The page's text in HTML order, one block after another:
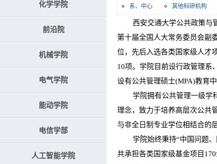
化学学院
前沿院
机械学院
电气学院
能动学院
电信学部
人工智能学院
系、中心 其他科研机构
西安交通大学公共政策与管
第十届全国人大常务委员会副
位，先后入选各类国家级人才
10项。学院目前设行政管理系
设有公共管理硕士(MPA)教育
学院拥有公共管理一级学科
理念，致力于培养高层次公共
与非全日制专业学位相结合的
学院始终秉持“中国问题、
共承担各类国家级基金项目